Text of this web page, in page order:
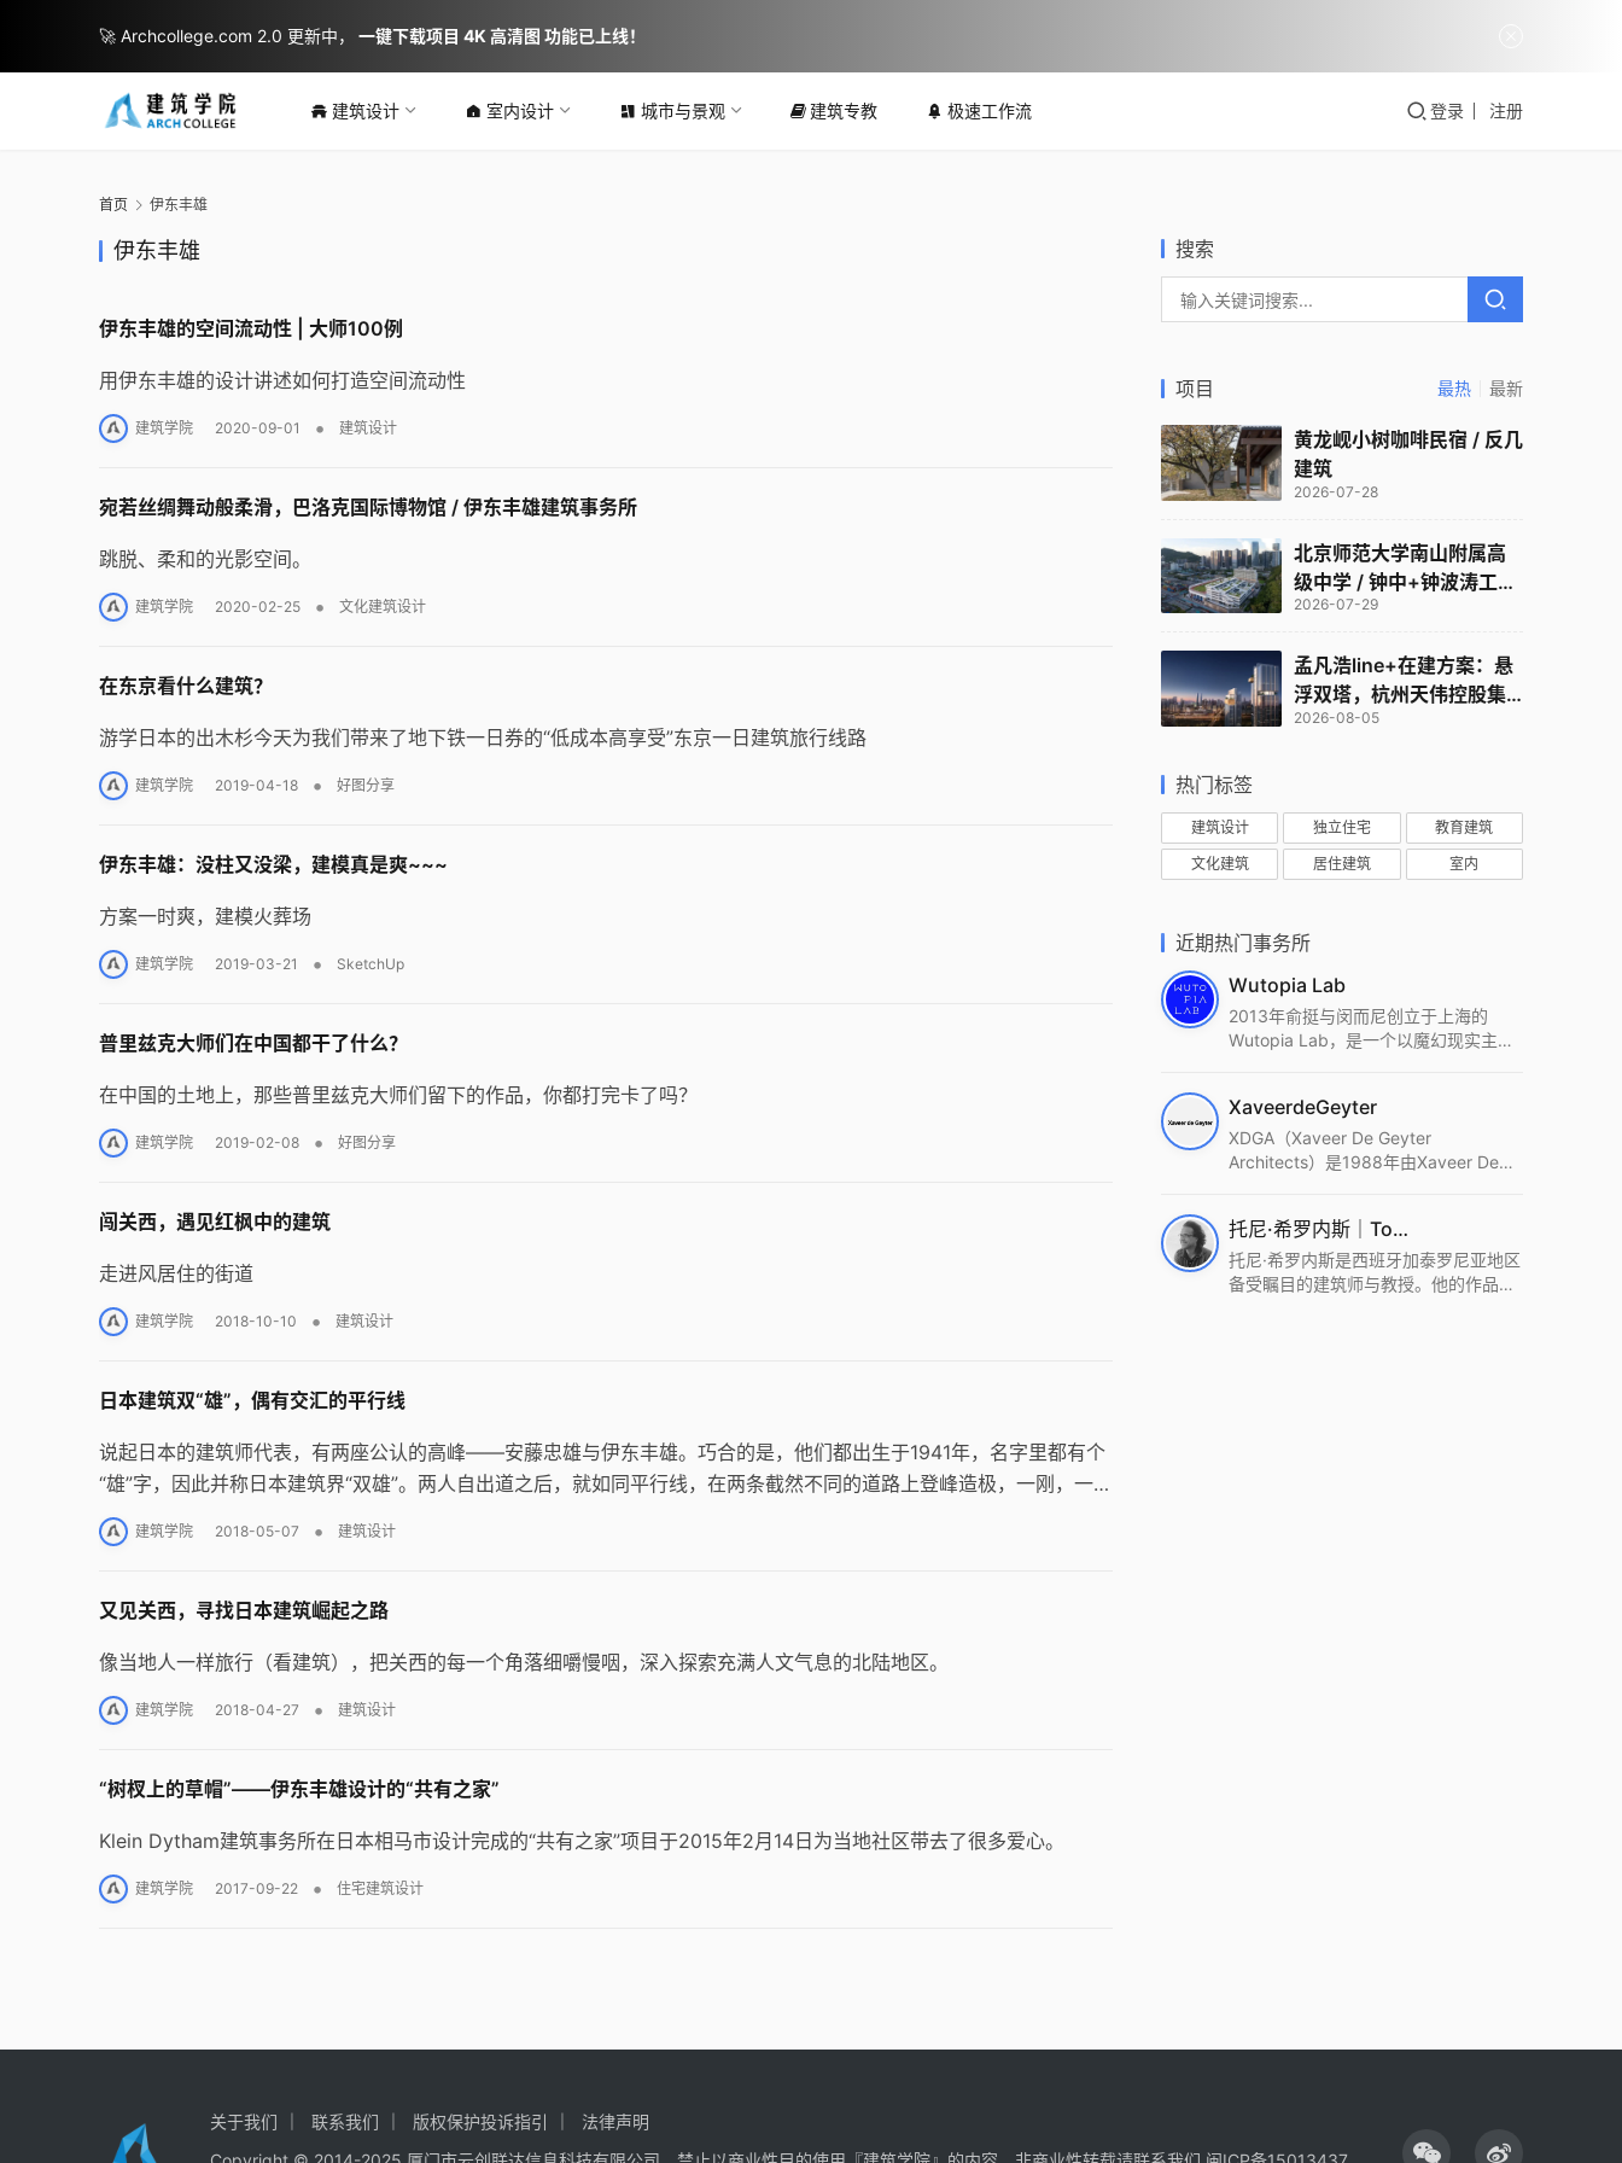
建筑设计 室内设计 城市与景观 建筑专教 极速工作流 登录 注册
首页 伊东丰雄
伊东丰雄
伊东丰雄的空间流动性 | 大师100例
用伊东丰雄的设计讲述如何打造空间流动性
建筑学院 2020-09-01 • 建筑设计
宛若丝绸舞动般柔滑，巴洛克国际博物馆 / 伊东丰雄建筑事务所
跳脱、柔和的光影空间。
建筑学院 2020-02-25 • 文化建筑设计
在东京看什么建筑？
游学日本的出木杉今天为我们带来了地下铁一日券的“低成本高享受”东京一日建筑旅行线路
建筑学院 2019-04-18 • 好图分享
伊东丰雄：没柱又没梁，建模真是爽~~~
方案一时爽，建模火葬场
建筑学院 2019-03-21 • SketchUp
普里兹克大师们在中国都干了什么？
在中国的土地上，那些普里兹克大师们留下的作品，你都打完卡了吗？
建筑学院 2019-02-08 • 好图分享
闯关西，遇见红枫中的建筑
走进风居住的街道
建筑学院 2018-10-10 • 建筑设计
日本建筑双“雄”，偶有交汇的平行线
说起日本的建筑师代表，有两座公认的高峰——安藤忠雄与伊东丰雄。巧合的是，他们都出生于1941年，名字里都有个
“雄”字，因此并称日本建筑界“双雄”。两人自出道之后，就如同平行线，在两条截然不同的道路上登峰造极，一刚，一
柔，一个以不变应万变，一个一直在变化，某种程度上也折射出了日本建筑的多面性。
建筑学院 2018-05-07 • 建筑设计
又见关西，寻找日本建筑崛起之路
像当地人一样旅行（看建筑），把关西的每一个角落细嚼慢咽，深入探索充满人文气息的北陆地区。
建筑学院 2018-04-27 • 建筑设计
“树杈上的草帽”——伊东丰雄设计的“共有之家”
Klein Dytham建筑事务所在日本相马市设计完成的“共有之家”项目于2015年2月14日为当地社区带去了很多爱心。
建筑学院 2017-09-22 • 住宅建筑设计
搜索
项目 最热 最新
黄龙岘小树咖啡民宿 / 反几
建筑
2026-07-28
北京师范大学南山附属高
级中学 / 钟中+钟波涛工作
室
2026-07-29
孟凡浩line+在建方案：悬
浮双塔，杭州天伟控股集
团总部
2026-08-05
热门标签
建筑设计 独立住宅 教育建筑
文化建筑 居住建筑 室内
近期热门事务所
Wutopia Lab
2013年俞挺与闵而尼创立于上海的
Wutopia Lab，是一个以魔幻现实主
统这种新的思维范式为基础，以上海性
和生活性为介入设计的原点，以建筑为
工具，从而推动建筑学和社会学进步。
2022 DFA中获Merit,2021 Architizer
A+ Firm Awards中获Special
Mention：Best Young Firm，2020 IF
XaveerdeGeyter
XDGA（Xaveer De Geyter
Architects）是1988年由Xaveer De
进的设计方法、多元的专业团队和国际
化的作品著称，曾获密斯·凡·德罗奖、
Bigmat奖等多项重要奖项。XDGA主张
托尼·希罗内斯｜Toni Gironès
托尼·希罗内斯是西班牙加泰罗尼亚地区
备受瞩目的建筑师与教授。他的作品深
关于我们 联系我们 版权保护投诉指引
法律声明
🚀 Archcollege.com 2.0 更新中， 一键下载项目 4K 高清图 功能已上线！